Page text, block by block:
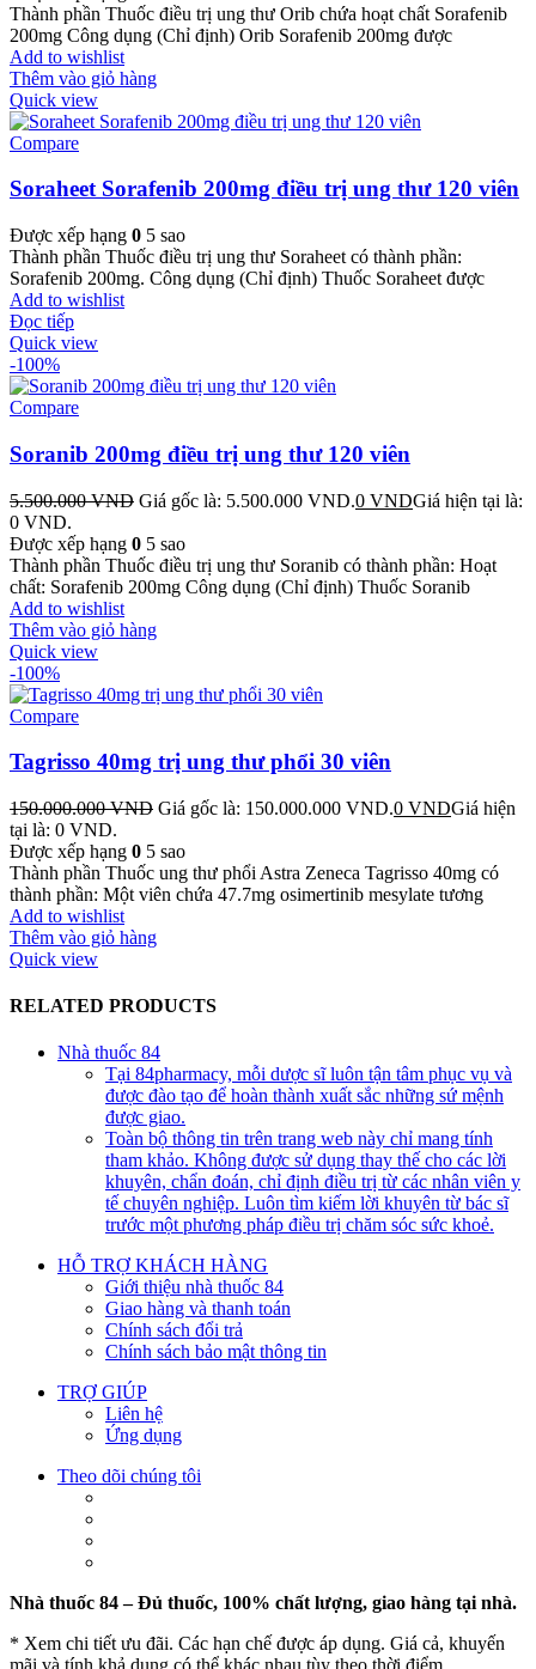
Thành phần Thuốc điều trị ung thư Orib chứa hoạt chất Sorafenib
200mg Công dụng (Chỉ định) Orib Sorafenib 200mg được
Add to wishlist
Thêm vào giỏ hàng
Quick view
Compare
Soraheet Sorafenib 200mg điều trị ung thư 120 viên
Được xếp hạng 0 5 sao
Thành phần Thuốc điều trị ung thư Soraheet có thành phần:
Sorafenib 200mg. Công dụng (Chỉ định) Thuốc Soraheet được
Add to wishlist
Đọc tiếp
Quick view
-100%
Compare
Soranib 200mg điều trị ung thư 120 viên
5.500.000VND Giá gốc là: 5.500.000 VND.0 VNDGiá hiện tại là:
0 VND.
Được xếp hạng 0 5 sao
Thành phần Thuốc điều trị ung thư Soranib có thành phần: Hoạt
chất: Sorafenib 200mg Công dụng (Chỉ định) Thuốc Soranib
Add to wishlist
Thêm vào giỏ hàng
Quick view
-100%
Compare
Tagrisso 40mg trị ung thư phổi 30 viên
150.000.000VND Giá gốc là: 150.000.000 VND.0 VNDGiá hiện
tại là: 0 VND.
Được xếp hạng 0 5 sao
Thành phần Thuốc ung thư phổi Astra Zeneca Tagrisso 40mg có
thành phần: Một viên chứa 47.7mg osimertinib mesylate tương
Add to wishlist
Thêm vào giỏ hàng
Quick view
RELATED PRODUCTS
Nhà thuốc 84
Tại 84pharmacy, mỗi dược sĩ luôn tận tâm phục vụ và
được đào tạo để hoàn thành xuất sắc những sứ mệnh
được giao.
Toàn bộ thông tin trên trang web này chỉ mang tính
tham khảo. Không được sử dụng thay thế cho các lời
khuyên, chẩn đoán, chỉ định điều trị từ các nhân viên y
tế chuyên nghiệp. Luôn tìm kiếm lời khuyên từ bác sĩ
trước một phương pháp điều trị chăm sóc sức khoẻ.
HỖ TRỢ KHÁCH HÀNG
Giới thiệu nhà thuốc 84
Giao hàng và thanh toán
Chính sách đổi trả
Chính sách bảo mật thông tin
TRỢ GIÚP
Liên hệ
Ứng dụng
Theo dõi chúng tôi
Nhà thuốc 84 – Đủ thuốc, 100% chất lượng, giao hàng tại nhà.
* Xem chi tiết ưu đãi. Các hạn chế được áp dụng. Giá cả, khuyến